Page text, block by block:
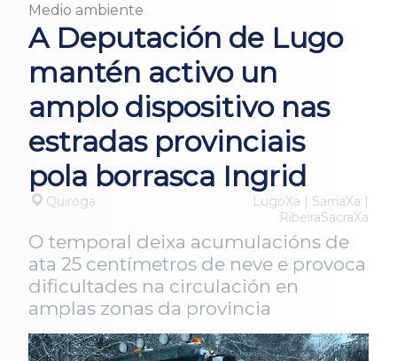
Medio ambiente
A Deputación de Lugo
mantén activo un
amplo dispositivo nas
estradas provinciais
pola borrasca Ingrid
Quiroga
LugoXa | SarriaXa |
RibeiraSacraXa
O temporal deixa acumulacións de
ata 25 centímetros de neve e provoca
dificultades na circulación en
amplas zonas da provincia